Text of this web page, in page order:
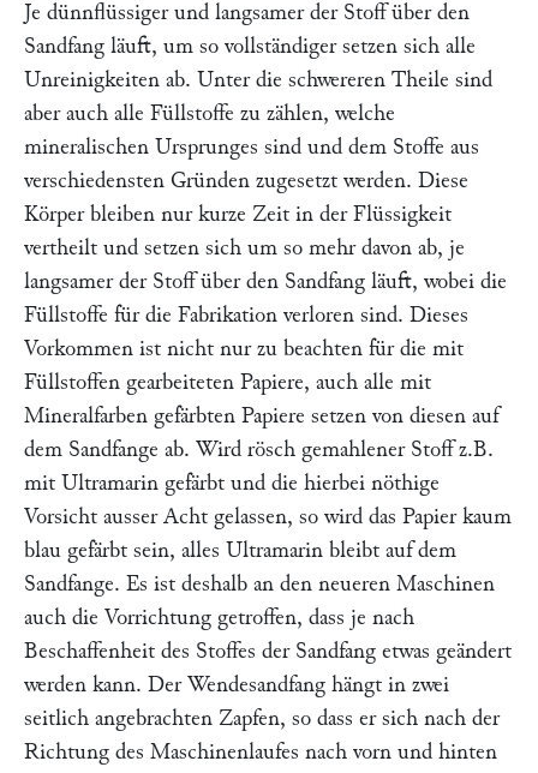
Je dünnflüssiger und langsamer der Stoff über den
Sandfang läuft, um so vollständiger setzen sich alle
Unreinigkeiten ab. Unter die schwereren Theile sind
aber auch alle Füllstoffe zu zählen, welche
mineralischen Ursprunges sind und dem Stoffe aus
verschiedensten Gründen zugesetzt werden. Diese
Körper bleiben nur kurze Zeit in der Flüssigkeit
vertheilt und setzen sich um so mehr davon ab, je
langsamer der Stoff über den Sandfang läuft, wobei die
Füllstoffe für die Fabrikation verloren sind. Dieses
Vorkommen ist nicht nur zu beachten für die mit
Füllstoffen gearbeiteten Papiere, auch alle mit
Mineralfarben gefärbten Papiere setzen von diesen auf
dem Sandfange ab. Wird rösch gemahlener Stoff z.B.
mit Ultramarin gefärbt und die hierbei nöthige
Vorsicht ausser Acht gelassen, so wird das Papier kaum
blau gefärbt sein, alles Ultramarin bleibt auf dem
Sandfange. Es ist deshalb an den neueren Maschinen
auch die Vorrichtung getroffen, dass je nach
Beschaffenheit des Stoffes der Sandfang etwas geändert
werden kann. Der Wendesandfang hängt in zwei
seitlich angebrachten Zapfen, so dass er sich nach der
Richtung des Maschinenlaufes nach vorn und hinten